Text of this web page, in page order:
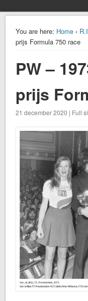
You are here: Home ›
prijs Formula 750 race
PW –
prijs
21 december 2020 | Full